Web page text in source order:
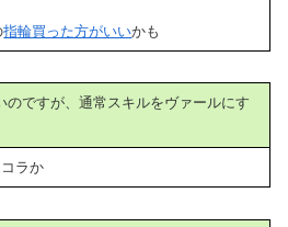
指輪買った方がいいかも
のですが、通常スキルをヴァールにす
ラか